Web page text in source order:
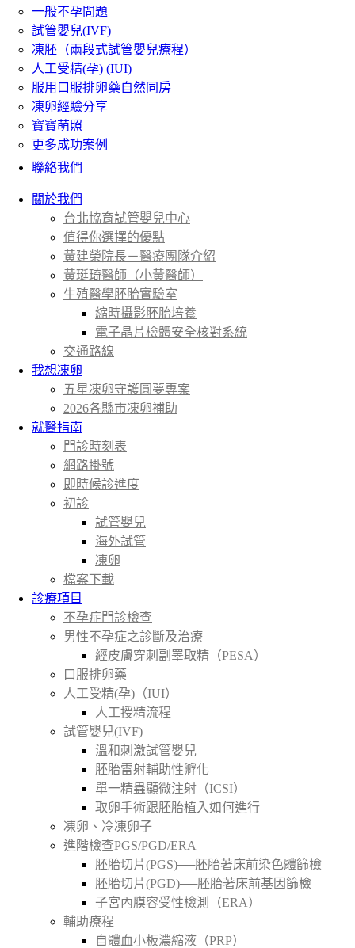
一般不孕問題
試管嬰兒(IVF)
凍胚（兩段式試管嬰兒療程）
人工受精(孕) (IUI)
服用口服排卵藥自然同房
凍卵經驗分享
寶寶萌照
更多成功案例
聯絡我們
關於我們
台北協育試管嬰兒中心
值得你選擇的優點
黃建榮院長－醫療團隊介紹
黃珽琦醫師（小黃醫師）
生殖醫學胚胎實驗室
縮時攝影胚胎培養
電子晶片檢體安全核對系統
交通路線
我想凍卵
五星凍卵守護圓夢專案
2026各縣市凍卵補助
就醫指南
門診時刻表
網路掛號
即時候診進度
初診
試管嬰兒
海外試管
凍卵
檔案下載
診療項目
不孕症門診檢查
男性不孕症之診斷及治療
經皮膚穿刺副睪取精（PESA）
口服排卵藥
人工受精(孕)（IUI）
人工授精流程
試管嬰兒(IVF)
溫和刺激試管嬰兒
胚胎雷射輔助性孵化
單一精蟲顯微注射（ICSI）
取卵手術跟胚胎植入如何進行
凍卵、冷凍卵子
進階檢查PGS/PGD/ERA
胚胎切片(PGS)──胚胎著床前染色體篩檢
胚胎切片(PGD)──胚胎著床前基因篩檢
子宮內膜容受性檢測（ERA）
輔助療程
自體血小板濃縮液（PRP）